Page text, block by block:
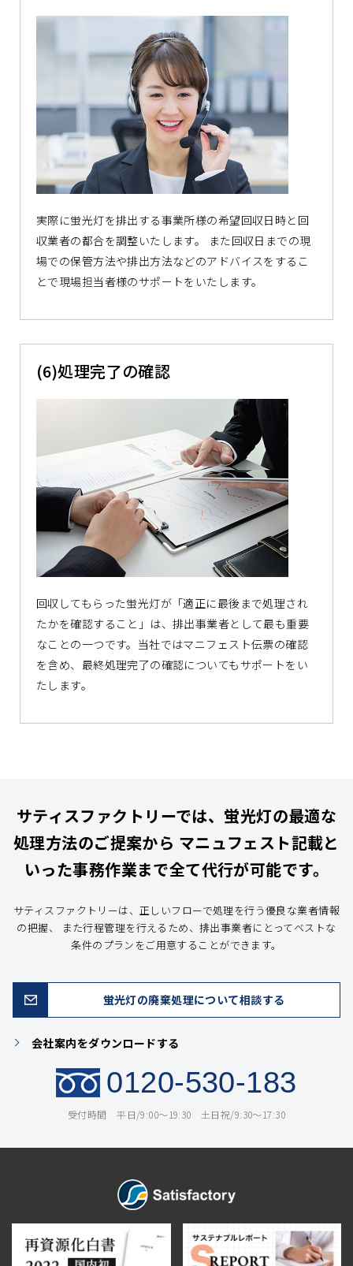
実際に蛍光灯を排出する事業所様の希望回収日時と回
収業者の都合を調整いたします。 また回収日までの現
場での保管方法や排出方法などのアドバイスをするこ
とで現場担当者様のサポートをいたします。
(6)処理完了の確認
回収してもらった蛍光灯が「適正に最後まで処理され
たかを確認すること」は、排出事業者として最も重要
なことの一つです。当社ではマニフェスト伝票の確認
を含め、最終処理完了の確認についてもサポートをい
たします。
サティスファクトリーでは、蛍光灯の最適な
処理方法のご提案から マニュフェスト記載と
いった事務作業まで全て代行が可能です。
サティスファクトリーは、正しいフローで処理を行う優良な業者情報
の把握、
また行程管理を行えるため、排出事業者にとってベストな
条件のプランをご用意することができます。
蛍光灯の廃棄処理について相談する
会社案内をダウンロードする
0120-530-183
受付時間 平日/9:00〜19:30 土日祝/9:30〜17:30